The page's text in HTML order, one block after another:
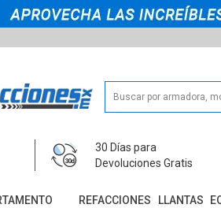
30 Días para
Devoluciones Gratis
REFACCIONES LLANTAS